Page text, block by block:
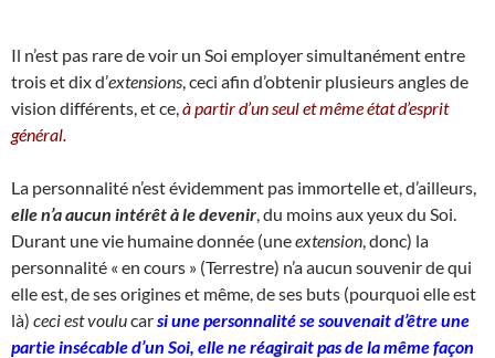
Il n’est pas rare de voir un Soi employer simultanément entre
trois et dix d’extensions , ceci afin d’obtenir plusieurs angles de
vision différents, et ce, à partir d’un seul et même état d’esprit
général.
La personnalité n’est évidemment pas immortelle et, d’ailleurs,
elle n’a aucun intérêt à le devenir , du moins aux yeux du Soi.
Durant une vie humaine donnée (uneextension , donc) la
personnalité « en cours » (Terrestre) n’a aucun souvenir de qui
elle est, de ses origines et même, de ses buts (pourquoi elle est
là) ceci est voulucarsi une personnalité se souvenait d’être une
partie insécable d’un Soi, elle ne réagirait pas de la même façon